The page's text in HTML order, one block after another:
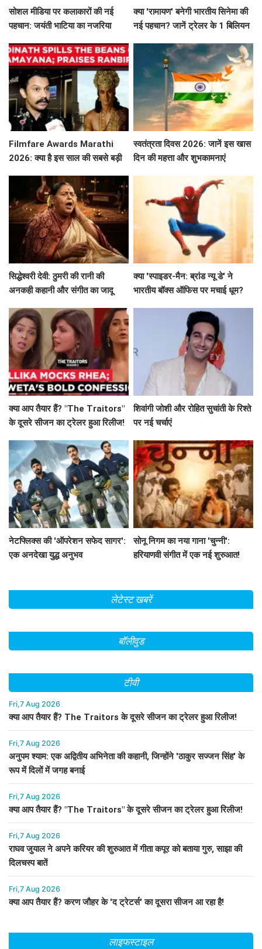
सोशल मीडिया पर कलाकारों की नई
पहचान: जयंती भाटिया का नजरिया
क्या 'रामायण' बनेगी भारतीय सिनेमा की
नई पहचान? जानें ट्रेलर के 1 बिलियन
Filmfare Awards Marathi
2026: क्या है इस साल की सबसे बड़ी
स्वतंत्रता दिवस 2026: जानें इस खास
दिन की महत्ता और शुभकामनाएं
सिद्धेश्वरी देवी: ठुमरी की रानी की
अनकही कहानी और संगीत का जादू
क्या 'स्पाइडर-मैन: ब्रांड न्यू डे' ने
भारतीय बॉक्स ऑफिस पर मचाई धूम?
क्या आप तैयार हैं? "The Traitors"
के दूसरे सीजन का ट्रेलर हुआ रिलीज!
शिवांगी जोशी और रोहित सुचांती के रिश्ते
पर नई चर्चाएं
नेटफ्लिक्स की 'ऑपरेशन सफेद सागर':
एक अनदेखा युद्ध अनुभव
सोनू निगम का नया गाना 'चुन्नी':
हरियाणवी संगीत में एक नई शुरुआत!
लेटेस्ट खबरें
बॉलीवुड
टीवी
Fri,7 Aug 2026
क्या आप तैयार हैं? The Traitors के दूसरे सीजन का ट्रेलर हुआ रिलीज!
Fri,7 Aug 2026
अनुपम श्याम: एक अद्वितीय अभिनेता की कहानी, जिन्होंने 'ठाकुर सज्जन सिंह' के
रूप में दिलों में जगह बनाई
Fri,7 Aug 2026
क्या आप तैयार हैं? "The Traitors" के दूसरे सीजन का ट्रेलर हुआ रिलीज!
Fri,7 Aug 2026
राघव जुयाल ने अपने करियर की शुरुआत में गीता कपूर को बताया गुरु, साझा की
दिलचस्प बातें
Fri,7 Aug 2026
क्या आप तैयार हैं? करण जौहर के 'द ट्रेटर्स' का दूसरा सीजन आ रहा है!
लाइफस्टाइल